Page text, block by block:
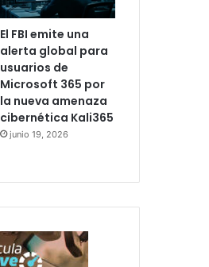
El FBI emite una
alerta global para
usuarios de
Microsoft 365 por
la nueva amenaza
cibernética Kali365
junio 19, 2026